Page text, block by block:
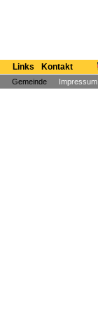
Links Kontakt
Gemeinde Impressum